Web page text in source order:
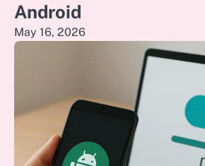
Android
May 16, 2026